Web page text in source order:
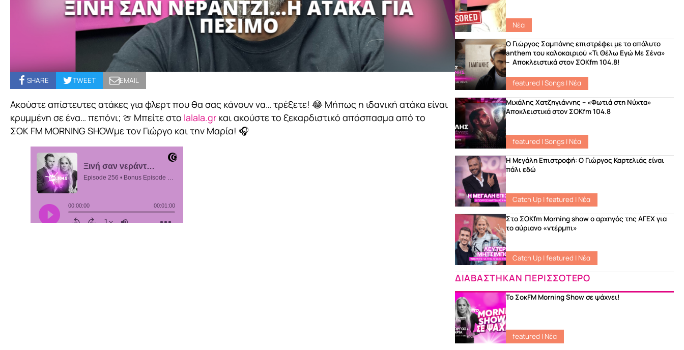
SHARE TWEET EMAIL
Ακούστε απίστευτες ατάκες για φλερτ που θα σας κάνουν να… τρέξετε! 😂 Μήπως η ιδανική ατάκα είναι
κρυμμένη σε ένα… πεπόνι; 🍈 Μπείτε στο lalala.grκαι ακούστε το ξεκαρδιστικό απόσπασμα από το
ΣΟΚ FM MORNING SHOWμε τον Γιώργο και την Μαρία! 🎧
Νέα
Ο Γιώργος Σαμπάνης επιστρέφει με το απόλυτο
anthem του καλοκαιριού «Τι Θέλω Εγώ Με Σένα»
– Αποκλειστικά στον ΣΟΚfm 104.8!
featured |Songs | Νέα
Μιχάλης Χατζηγιάννης – «Φωτιά στη Νύχτα»
Αποκλειστικά στον ΣΟΚfm 104.8
featured |Songs | Νέα
Η Μεγάλη Επιστροφή: Ο Γιώργος Καρτελιάς είναι
πάλι εδώ
Catch Up |featured | Νέα
Στο ΣΟKfm Morning show ο αρχηγός της ΑΓΕΧ για
το αύριανο «ντέρμπι»
Catch Up |featured | Νέα
ΔΙΑΒΑΣΤΗΚΑΝ ΠΕΡΙΣΣΟΤΕΡΟ
Το ΣοκFM Morning Show σε ψάχνει!
featured | Νέα